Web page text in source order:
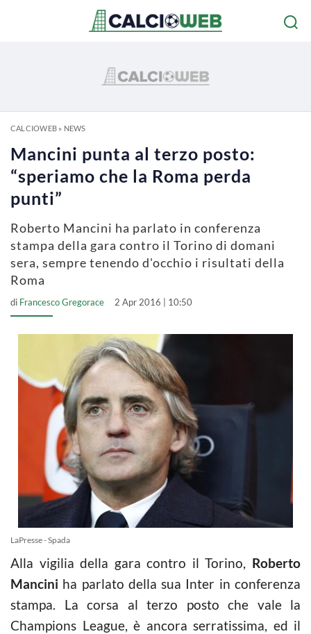
CALCIOWEB» NEWS
Mancini punta al terzo posto:
“speriamo che la Roma perda
punti”
Roberto Mancini ha parlato in conferenza
stampa della gara contro il Torino di domani
sera, sempre tenendo d'occhio i risultati della
Roma
di Francesco Gregorace 2 Apr 2016 | 10:50
LaPresse - Spada
Alla vigilia della gara contro il Torino, Roberto
Mancini ha parlato della sua Inter in conferenza
stampa. La corsa al terzo posto che vale la
Champions League, è ancora serratissima, ed il